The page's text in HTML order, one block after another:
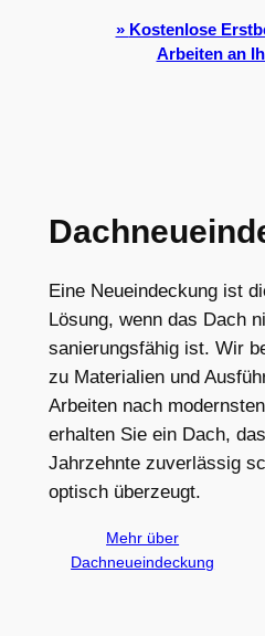
» Kostenlose
Arbeiten an
Eine Neueindeckung ist
Lösung, wenn das Dach
sanierungsfähig ist. Wir
zu Materialien und
Arbeiten nach
erhalten Sie ein Dach,
Jahrzehnte zuverlässig
optisch überzeugt.
Mehr über
Dachneueindeckung